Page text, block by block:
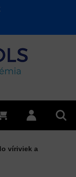
Prihlásiť
víriviek a